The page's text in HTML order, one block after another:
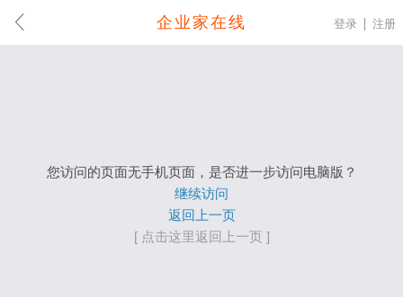
企业家在线 登录 注册
您访问的页面无手机页面，是否进一步访问电脑版？
继续访问
返回上一页
[ 点击这里返回上一页 ]